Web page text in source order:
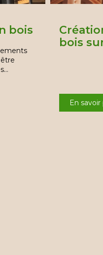
bois
bois
En savoir